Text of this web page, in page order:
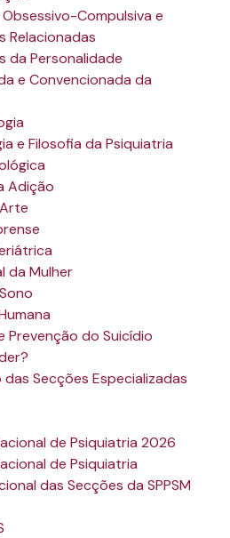
Compulsiva e
Relacionadas
da Personalidade
e Convencionada da
e Filosofia da Psiquiatria
Adição
da Mulher
Prevenção do Suicídio
das Secções Especializadas
de Psiquiatria 2026
de Psiquiatria
das Secções da SPPSM